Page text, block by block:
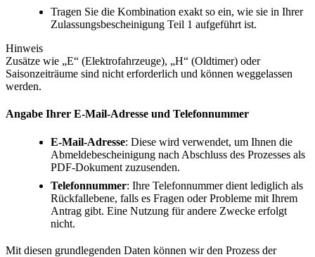
Tragen Sie die Kombination exakt so ein, wie sie in Ihrer
Zulassungsbescheinigung Teil 1 aufgeführt ist.
Hinweis
Zusätze wie „E“ (Elektrofahrzeuge), „H“ (Oldtimer) oder
Saisonzeiträume sind nicht erforderlich und können weggelassen
werden.
Angabe Ihrer E-Mail-Adresse und Telefonnummer
E-Mail-Adresse: Diese wird verwendet, um Ihnen die
Abmeldebescheinigung nach Abschluss des Prozesses als
PDF-Dokument zuzusenden.
Telefonnummer: Ihre Telefonnummer dient lediglich als
Rückfallebene, falls es Fragen oder Probleme mit Ihrem
Antrag gibt. Eine Nutzung für andere Zwecke erfolgt
nicht.
Mit diesen grundlegenden Daten können wir den Prozess der